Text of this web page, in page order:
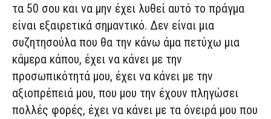
τα 50 σου και να μην έχει λυθεί αυτό το πράγμα
είναι εξαιρετικά σημαντικό. Δεν είναι μια
συζητησούλα που θα την κάνω άμα πετύχω μια
κάμερα κάπου, έχει να κάνει με την
προσωπικότητά μου, έχει να κάνει με την
αξιοπρέπειά μου, που μου την έχουν πληγώσει
πολλές φορές, έχει να κάνει με τα όνειρά μου που